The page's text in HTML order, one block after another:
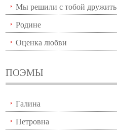
Мы решили с тобой дружить
Родине
Оценка любви
ПОЭМЫ
Галина
Петровна